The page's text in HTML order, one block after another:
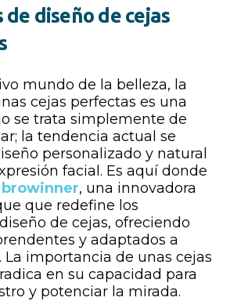
de diseño de cejas
mundo de la belleza, la
cejas perfectas es una
se trata simplemente de
la tendencia actual se
personalizado y natural
facial. Es aquí donde
browinner, una innovadora
que redefine los
de cejas, ofreciendo
y adaptados a
importancia de unas cejas
en su capacidad para
y potenciar la mirada.